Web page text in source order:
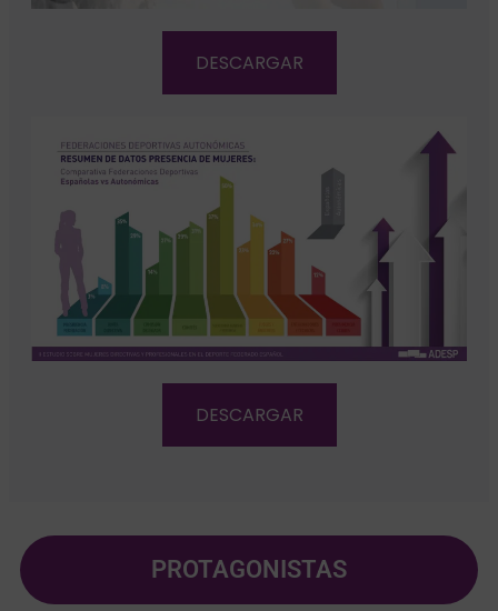
DESCARGAR
DESCARGAR
PROTAGONISTAS